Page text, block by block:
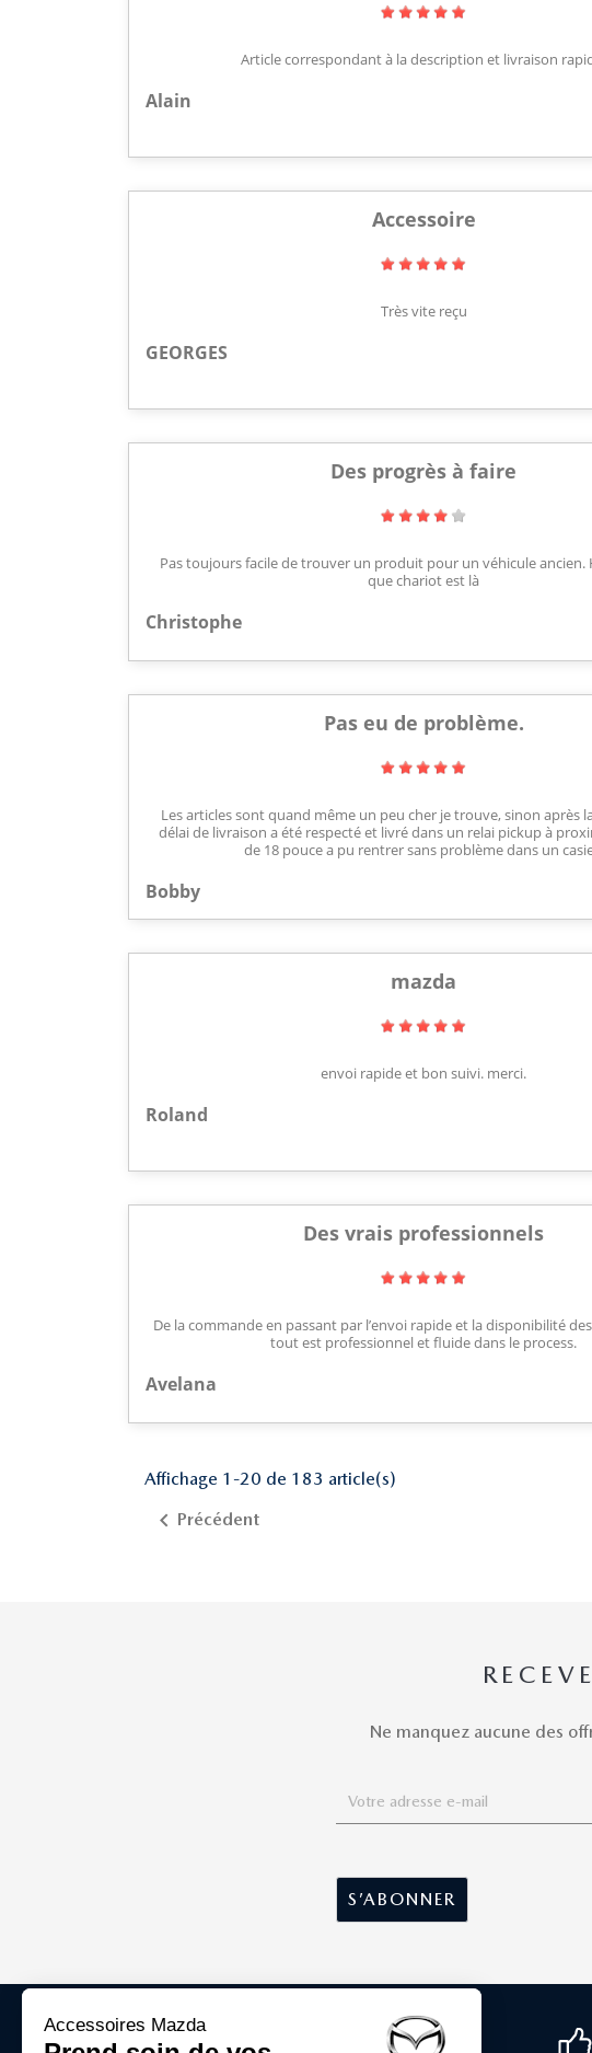
Article correspondant à la description et livraison
Alain
Accessoire
Très vite reçu
GEORGES
Des progrès à faire
Pas toujours facile de trouver un produit pour un véhicule ancien.
que chariot est là
Christophe
Pas eu de problème.
Les articles sont quand même un peu cher je trouve, sinon après
délai de livraison a été respecté et livré dans un relai pickup à
de 18 pouce a pu rentrer sans problème dans un
Bobby
mazda
envoi rapide et bon suivi. merci.
Roland
Des vrais professionnels
De la commande en passant par l’envoi rapide et la disponibilité
tout est professionnel et fluide dans le process.
Avelana
Affichage 1-20 de 183 article(s)
 Précédent
Ne manquez aucune des